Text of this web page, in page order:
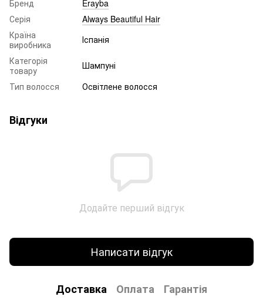
Бренд
Erayba
Серія
Always Beautiful Hair
Країна
виробника
Іспанія
Категорія
товару
Шампуні
Тип волосся
Освітлене волосся
Відгуки
Додайте перший відгук
Написати відгук
Доставка Оплата Гарантія